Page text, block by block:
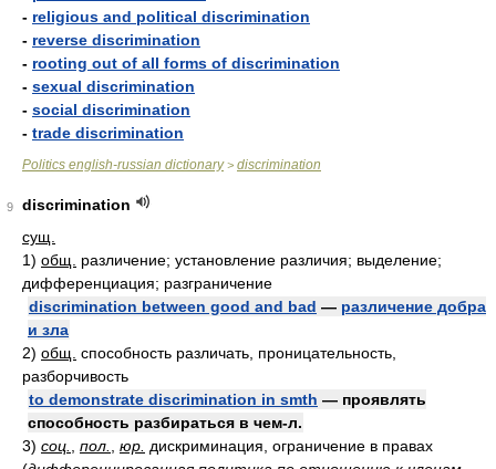
- religious and political discrimination
- reverse discrimination
- rooting out of all forms of discrimination
- sexual discrimination
- social discrimination
- trade discrimination
Politics english-russian dictionary> discrimination
9
discrimination
сущ.
1) общ.
различение; установление различия; выделение;
дифференциация; разграничение
discrimination between good and bad — различение добра
и зла
2) общ. способность различать, проницательность,
разборчивость
to demonstrate discrimination in smth — проявлять
способность разбираться в чем-л.
3) соц. пол. юр. дискриминация, ограничение в правах